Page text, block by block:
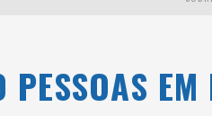
EM